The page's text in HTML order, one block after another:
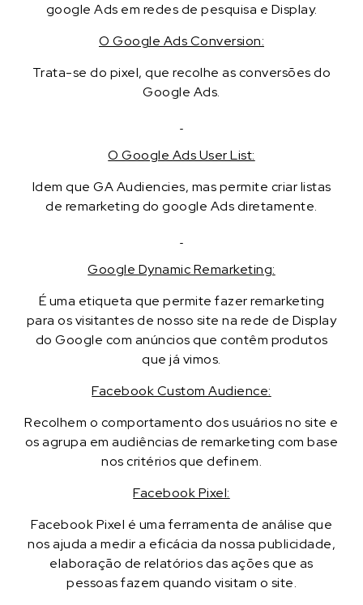
google Ads em redes de pesquisa e Display.
O Google Ads Conversion:
Trata-se do pixel, que recolhe as conversões do
Google Ads.
O Google Ads User List:
Idem que GA Audiencies, mas permite criar listas
de remarketing do google Ads diretamente.
Google Dynamic Remarketing:
É uma etiqueta que permite fazer remarketing
para os visitantes de nosso site na rede de Display
do Google com anúncios que contêm produtos
que já vimos.
Facebook Custom Audience:
Recolhem o comportamento dos usuários no site e
os agrupa em audiências de remarketing com base
nos critérios que definem.
Facebook Pixel:
Facebook Pixel é uma ferramenta de análise que
nos ajuda a medir a eficácia da nossa publicidade,
elaboração de relatórios das ações que as
pessoas fazem quando visitam o site.